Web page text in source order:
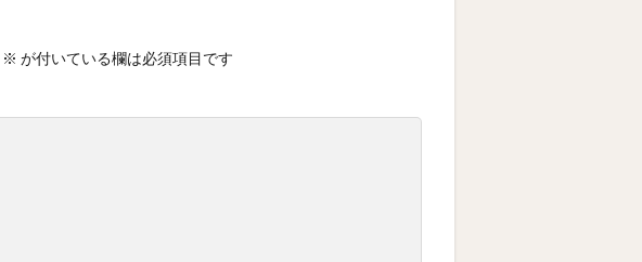
※ が付いている欄は必須項目です